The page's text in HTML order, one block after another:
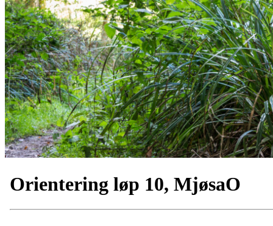
Orientering løp 10, MjøsaO